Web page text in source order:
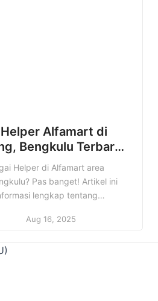
Alfamart di
Bengkulu Terbaru
Helper di Alfamart area
Pas banget! Artikel ini
lengkap tentang
lewatkan kesempatan
sesuai dengan minat dan
di artikel ini, kamu akan
Aug 16, 2025